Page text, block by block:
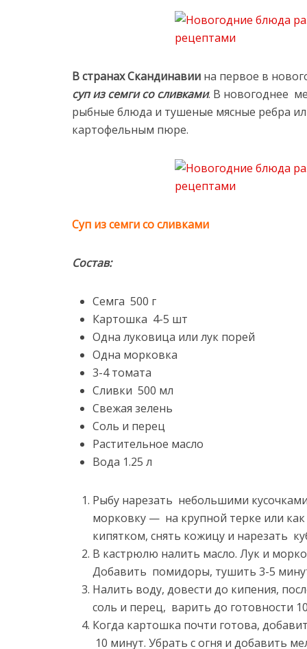
В странах Скандинавии на первое в
суп из семги со сливками. В новогоднее
рыбные блюда и тушеные мясные ребра
картофельным пюре.
Суп из семги со сливками
Состав:
Семга 500 г
Картошка 4-5 шт
Одна луковица или лук порей
Одна морковка
3-4 томата
Сливки 500 мл
Свежая зелень
Соль и перец
Растительное масло
Вода 1.25 л
Рыбу нарезать небольшими
морковку — на крупной терке или
кипятком, снять кожицу и нарезать
В кастрюлю налить масло. Лук и
Добавить помидоры, тушить 3-5
Налить воду, довести до кипения,
соль и перец, варить до готовности
Когда картошка почти готова,
10 минут. Убрать с огня и добавить